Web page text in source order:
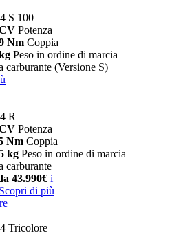
S 100
Potenza
Nm Coppia
Peso in ordine di marcia
carburante (Versione S)
R
Potenza
Nm Coppia
kg Peso in ordine di marcia
carburante
43.990€ i
Scopri di più
Tricolore